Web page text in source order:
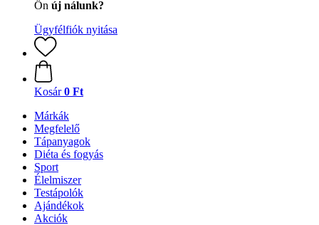
Ön új nálunk?
Ügyfélfiók nyitása
Kosár 0 Ft
Márkák
Megfelelő
Tápanyagok
Diéta és fogyás
Sport
Élelmiszer
Testápolók
Ajándékok
Akciók